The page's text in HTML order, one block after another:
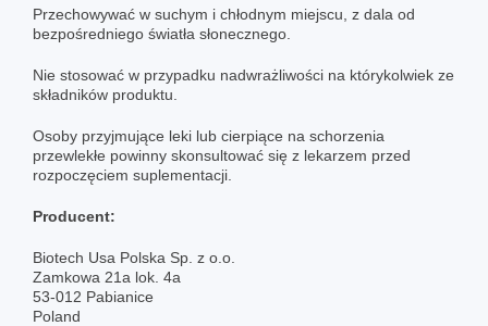
Przechowywać w suchym i chłodnym miejscu, z dala od
bezpośredniego światła słonecznego.
Nie stosować w przypadku nadwrażliwości na którykolwiek ze
składników produktu.
Osoby przyjmujące leki lub cierpiące na schorzenia
przewlekłe powinny skonsultować się z lekarzem przed
rozpoczęciem suplementacji.
Producent:
Biotech Usa Polska Sp. z o.o.
Zamkowa 21a lok. 4a
53-012 Pabianice
Poland